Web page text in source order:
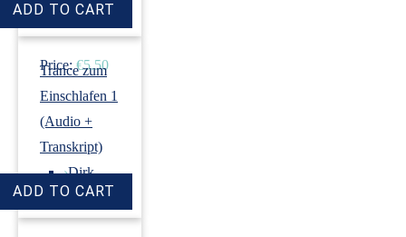
Revenstorf
Price: €5.50
Trance zum
Einschlafen 1
(Audio +
Transkript)
›Dirk
Revenstorf